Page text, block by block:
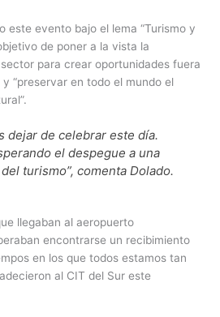
este evento bajo el lema “Turismo y
de poner a la vista la
para crear oportunidades fuera
“preservar en todo el mundo el
dejar de celebrar este día.
el despegue a una
turismo​”, comenta Dolado.
llegaban al aeropuerto
encontrarse un recibimiento
en los que todos estamos tan
al CIT del Sur este